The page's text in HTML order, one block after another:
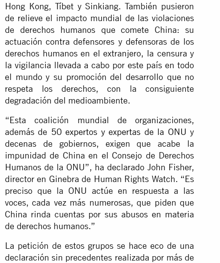
Hong Kong, Tíbet y Sinkiang. También pusieron
de relieve el impacto mundial de las violaciones
de derechos humanos que comete China: su
actuación contra defensores y defensoras de los
derechos humanos en el extranjero, la censura y
la vigilancia llevada a cabo por este país en todo
el mundo y su promoción del desarrollo que no
respeta los derechos, con la consiguiente
degradación del medioambiente.
“Esta coalición mundial de organizaciones,
además de 50 expertos y expertas de la ONU y
decenas de gobiernos, exigen que acabe la
impunidad de China en el Consejo de Derechos
Humanos de la ONU”, ha declarado John Fisher,
director en Ginebra de Human Rights Watch. “Es
preciso que la ONU actúe en respuesta a las
voces, cada vez más numerosas, que piden que
China rinda cuentas por sus abusos en materia
de derechos humanos.”
La petición de estos grupos se hace eco de una
declaración sin precedentes realizada por más de